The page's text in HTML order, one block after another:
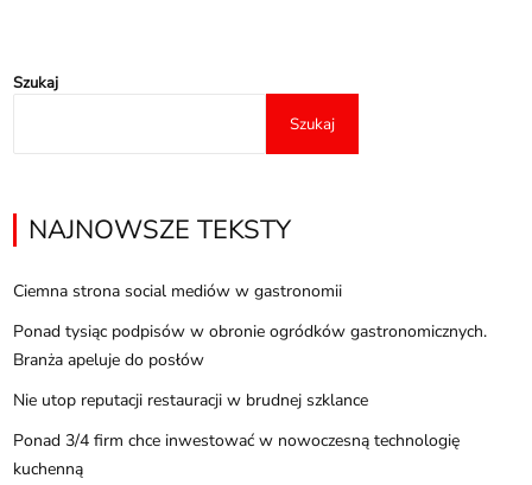
Szukaj
Szukaj
NAJNOWSZE TEKSTY
Ciemna strona social mediów w gastronomii
Ponad tysiąc podpisów w obronie ogródków gastronomicznych.
Branża apeluje do posłów
Nie utop reputacji restauracji w brudnej szklance
Ponad 3/4 firm chce inwestować w nowoczesną technologię
kuchenną